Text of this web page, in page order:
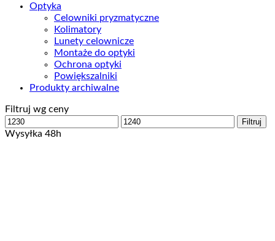
Optyka
Celowniki pryzmatyczne
Kolimatory
Lunety celownicze
Montaże do optyki
Ochrona optyki
Powiększalniki
Produkty archiwalne
Filtruj wg ceny
Cena
min
Cena
Filtruj
Wysyłka 48h